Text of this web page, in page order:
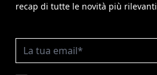
recap di tutte le novità più rilevanti